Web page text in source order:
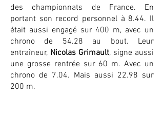
des championnats de France. En
portant son record personnel à 8.44. Il
était aussi engagé sur 400 m, avec un
chrono de 54.28 au bout. Leur
entraîneur, Nicolas Grimault, signe aussi
une grosse rentrée sur 60 m. Avec un
chrono de 7.04. Mais aussi 22.98 sur
200 m.